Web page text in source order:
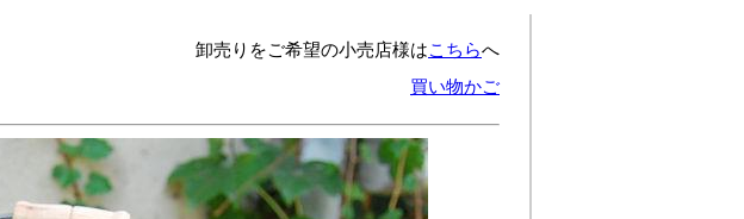
卸売りをご希望の小売店様はこちらへ
買い物かご